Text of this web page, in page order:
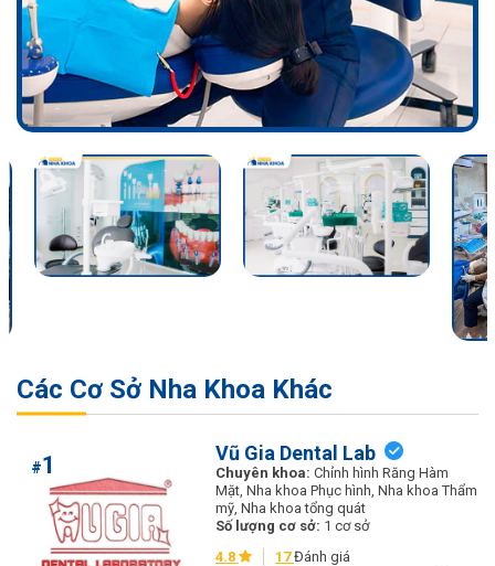
Các Cơ Sở Nha Khoa Khác
#1 Vũ Gia Dental Lab
Chuyên khoa: Chỉnh hình Răng Hàm
Mặt, Nha khoa Phục hình, Nha khoa Thẩm
mỹ, Nha khoa tổng quát
Số lượng cơ sở: 1 cơ sở
4.8
17Đánh giá